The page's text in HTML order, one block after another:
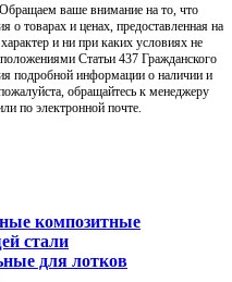
ваше внимание на то, что
о товарах и ценах, предоставленная на
и ни при каких условиях не
Статьи 437 Гражданского
подробной информации о наличии и
обращайтесь к менеджеру
по электронной почте.
композитные
стали
для лотков